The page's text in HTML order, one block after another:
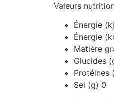
Valeurs
Énergie
Énergie
Matière
Glucides
Protéines
Sel (g) 0